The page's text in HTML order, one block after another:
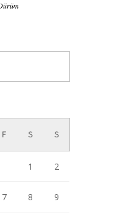
F S S
1 2
7 8 9